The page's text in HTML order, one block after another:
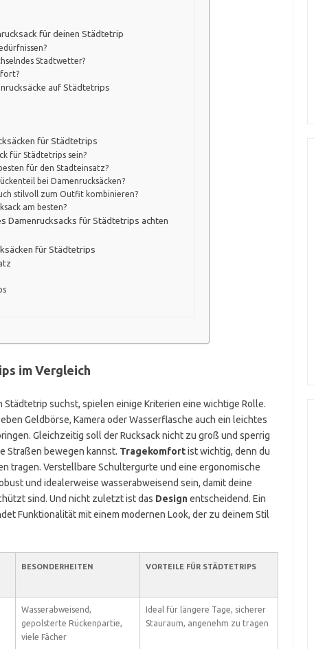
für deinen Städtetrip
Stadtwetter?
auf Städtetrips
für Städtetrips
für Städtetrips sein?
für den Stadteinsatz?
bei Damenrucksäcken?
stilvoll zum Outfit kombinieren?
am besten?
Damenrucksacks für Städtetrips achten
für Städtetrips
im Vergleich
Städtetrip suchst, spielen einige Kriterien eine wichtige Rolle.
Geldbörse, Kamera oder Wasserflasche auch ein leichtes
Gleichzeitig soll der Rucksack nicht zu groß und sperrig
Straßen bewegen kannst. Tragekomfortist wichtig, denn du
tragen. Verstellbare Schultergurte und eine ergonomische
und idealerweise wasserabweisend sein, damit deine
sind. Und nicht zuletzt ist das Designentscheidend. Ein
Funktionalität mit einem modernen Look, der zu deinem Stil
BESONDERHEITEN VORTEILE FÜR STÄDTETRIPS
Wasserabweisend,
gepolsterte Rückenpartie,
viele Fächer
Ideal für längere Tage, sicherer
Stauraum, angenehm zu tragen